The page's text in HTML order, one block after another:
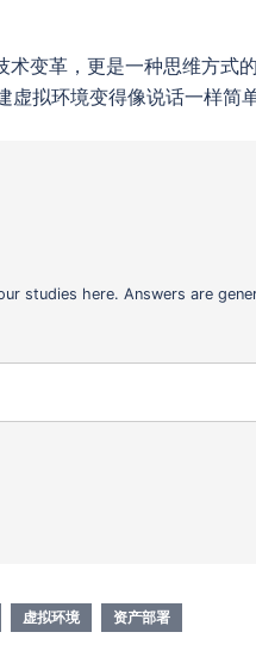
变革，更是一种思维方式
拟环境变得像说话一样简
studies here. Answers are
虚拟环境 资产部署